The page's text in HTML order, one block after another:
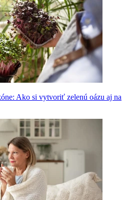
Ako si vytvoriť zelenú oázu aj na